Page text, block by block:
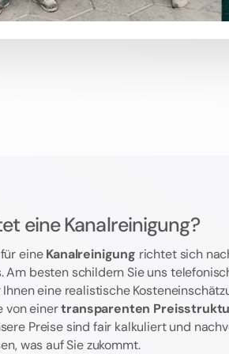
eine Kanalreinigung?
eineKanalreinigung richtet sich
Am besten schildern Sie uns
Ihnen eine realistische
von einertransparenten
Preise sind fair kalkuliert und
was auf Sie zukommt.